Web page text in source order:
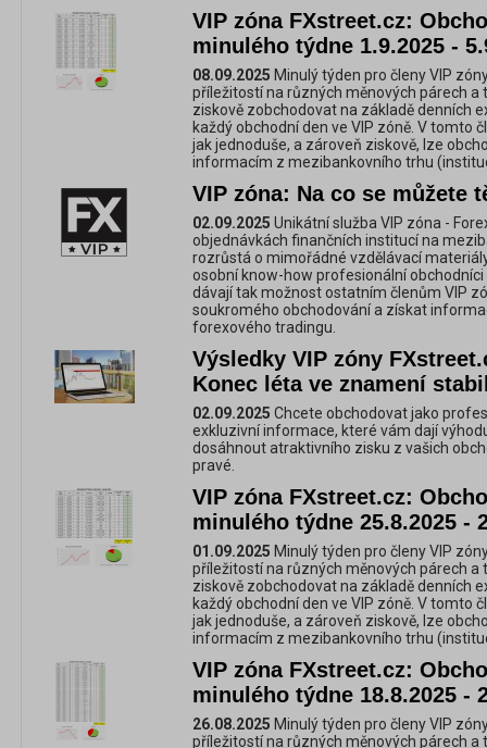
VIP zóna FXstreet.cz:
minulého týdne 1.9.2025 -
08.09.2025 Minulý týden pro členy VIP
příležitostí na různých měnových párech a
ziskově zobchodovat na základě denních
každý obchodní den ve VIP zóně. V tomto
jak jednoduše, a zároveň ziskově, lze
informacím z mezibankovního trhu
VIP zóna: Na co se můžete
02.09.2025 Unikátní služba VIP zóna -
objednávkách finančních institucí na
rozrůstá o mimořádné vzdělávací
osobní know-how profesionální
dávají tak možnost ostatním členům VIP
soukromého obchodování a získat
forexového tradingu.
Výsledky VIP zóny
Konec léta ve znamení
02.09.2025 Chcete obchodovat jako
exkluzivní informace, které vám dají
dosáhnout atraktivního zisku z vašich
pravé.
VIP zóna FXstreet.cz:
minulého týdne 25.8.2025 -
01.09.2025 Minulý týden pro členy VIP
příležitostí na různých měnových párech a
ziskově zobchodovat na základě denních
každý obchodní den ve VIP zóně. V tomto
jak jednoduše, a zároveň ziskově, lze
informacím z mezibankovního trhu
VIP zóna FXstreet.cz:
minulého týdne 18.8.2025 -
26.08.2025 Minulý týden pro členy VIP
příležitostí na různých měnových párech a